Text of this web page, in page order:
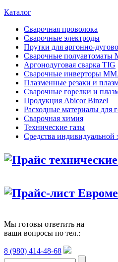
Каталог
Сварочная проволока
Сварочные электроды
Прутки для аргонно-
Сварочные полуавтоматы
Аргонодуговая сварка TIG
Сварочные инверторы
Плазменные резаки и
Сварочные горелки и
Продукция Abicor Binzel
Расходные материалы для
Сварочная химия
Технические газы
Средства индивидуальной
Прайс
Прайс-лист
Мы готовы ответить на
ваши вопросы по тел.:
8 (980) 414-48-68